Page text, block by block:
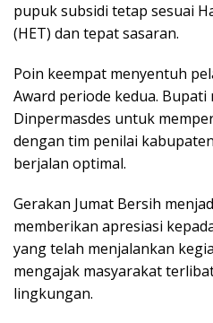
pupuk subsidi tetap sesuai
(HET) dan tepat sasaran.
Poin keempat menyentuh
Award periode kedua. Bupati
Dinpermasdes untuk
dengan tim penilai
berjalan optimal.
Gerakan Jumat Bersih
memberikan apresiasi
yang telah menjalankan
mengajak masyarakat
lingkungan.